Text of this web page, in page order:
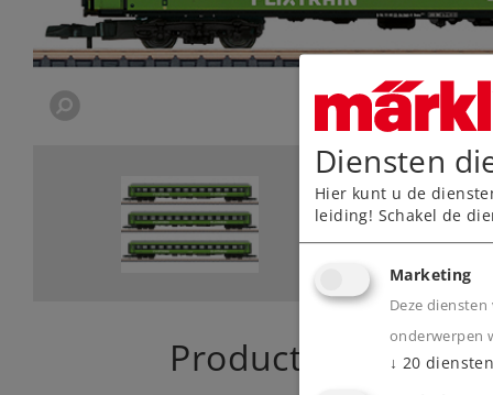
Product
Diensten
Hier kunt u de
leiding! Schakel de
Marketing
Deze
onderwerpen
↓ 20 diensten